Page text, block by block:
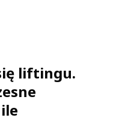
liftingu.